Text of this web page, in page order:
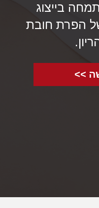
בייצוג
הפרת חובת
>>